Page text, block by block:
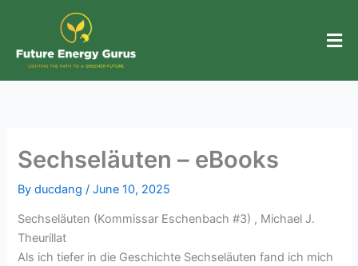
content
Sechseläuten – eBooks
Byducdang /June 10, 2025
Sechseläuten (Kommissar Eschenbach #3) , Michael J.
Theurillat
Als ich tiefer in die Geschichte Sechseläuten fand ich mich